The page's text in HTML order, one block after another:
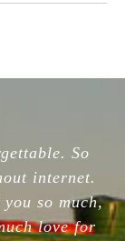
So
internet.
so much,
love for